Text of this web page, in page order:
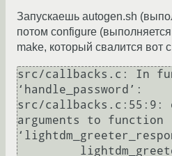
Запускаешь autogen.sh
потом configure
make, который свалится вот
src/callbacks.c: In
‘handle_password’:
src/callbacks.c:55:9:
arguments to function